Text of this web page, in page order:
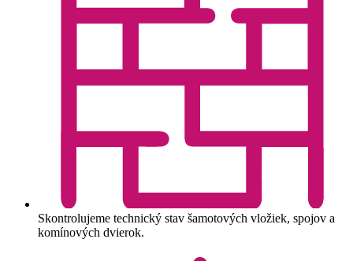
Skontrolujeme technický stav šamotových vložiek, spojov a
komínových dvierok.